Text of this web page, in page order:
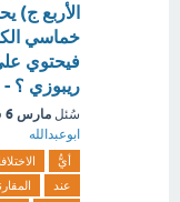
فيحتوي
ريبوزي ؟
سُئل مارس 6
ابوعبدالله
أيُّ
عند